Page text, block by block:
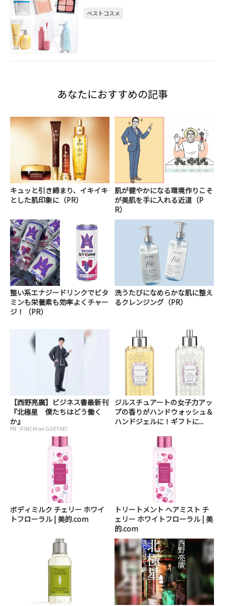
ベストコスメ
あなたにおすすめの記事
キュッと引き締まり、イキイキ
とした肌印象に（PR）
肌が健やかになる環境作りこそ
が美肌を手に入れる近道（P
R）
整い系エナジードリンクでビタ
ミンも栄養素も効率よくチャー
ジ！（PR）
洗うたびになめらかな肌に整え
るクレンジング（PR）
【西野亮廣】ビジネス書最新刊
『北極星 僕たちはどう働く
か』
PR（FINCHI on GOETHE）
ジルスチュアートの女子力アッ
プの香りがハンドウォッシュ＆
ハンドジェルに！ギフトに...
ボディミルク チェリー ホワイ
トフローラル | 美的.com
トリートメント ヘアミスト チ
ェリー ホワイトフローラル | 美
的.com